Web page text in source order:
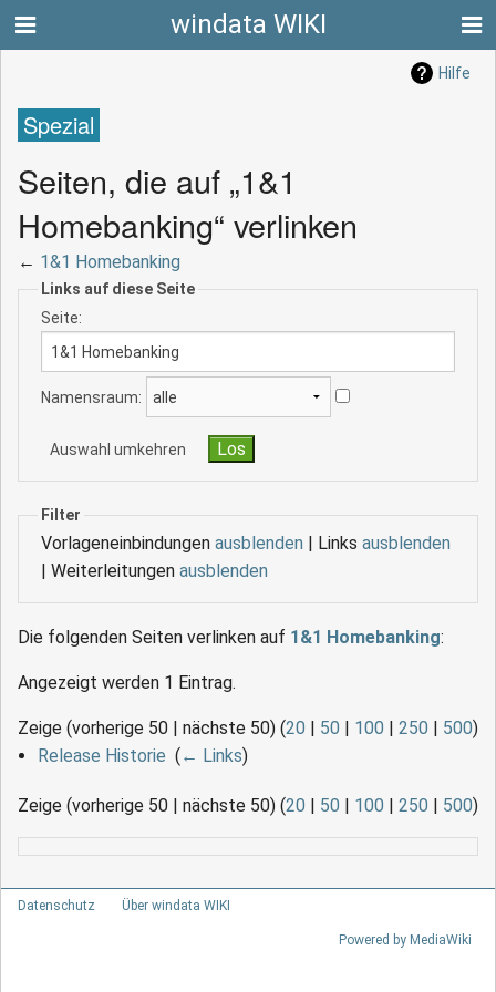
windata WIKI
Hilfe
Spezial
Seiten, die auf „1&1
Homebanking“ verlinken
← 1&1 Homebanking
Links auf diese Seite
Seite:
Namensraum:
Auswahl umkehren
Filter
Vorlageneinbindungen ausblenden | Links ausblenden
| Weiterleitungen ausblenden
Die folgenden Seiten verlinken auf 1&1 Homebanking:
Angezeigt werden 1 Eintrag.
Zeige (vorherige 50 | nächste 50) (20 50 100 250 500)
Release Historie ( ← Links)
Zeige (vorherige 50 | nächste 50) (20 50 100 250 500)
Datenschutz Über windata WIKI
Powered by MediaWiki